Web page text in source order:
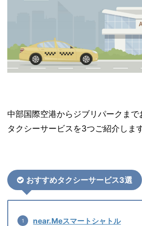
中部国際空港からジブリパークまで
タクシーサービスを3つご紹介します
おすすめタクシーサービス3選
near.Meスマートシャトル